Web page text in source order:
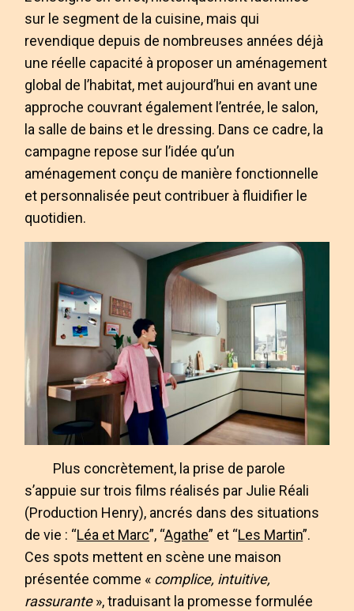
sur le segment de la cuisine, mais qui
revendique depuis de nombreuses années déjà
une réelle capacité à proposer un aménagement
global de l’habitat, met aujourd’hui en avant une
approche couvrant également l’entrée, le salon,
la salle de bains et le dressing. Dans ce cadre, la
campagne repose sur l’idée qu’un
aménagement conçu de manière fonctionnelle
et personnalisée peut contribuer à fluidifier le
quotidien.
Plus concrètement, la prise de parole
s’appuie sur trois films réalisés par Julie Réali
(Production Henry), ancrés dans des situations
de vie : “Léa et Marc”, “Agathe” et “Les Martin”.
Ces spots mettent en scène une maison
présentée comme « complice, intuitive,
rassurante», traduisant la promesse formulée